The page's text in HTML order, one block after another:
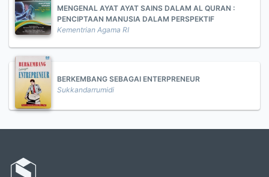
MENGENAL AYAT AYAT SAINS DALAM AL QURAN :
PENCIPTAAN MANUSIA DALAM PERSPEKTIF
Kementrian Agama RI
BERKEMBANG SEBAGAI ENTERPRENEUR
Sukkandarrumidi